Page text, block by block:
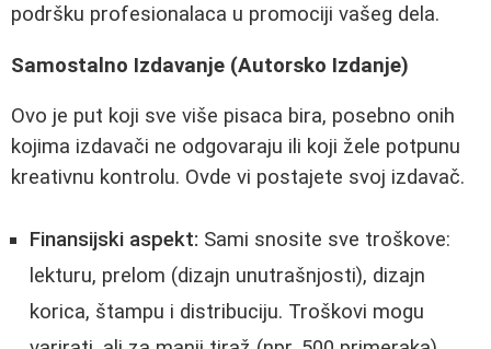
podršku profesionalaca u promociji vašeg dela.
Samostalno Izdavanje (Autorsko Izdanje)
Ovo je put koji sve više pisaca bira, posebno onih
kojima izdavači ne odgovaraju ili koji žele potpunu
kreativnu kontrolu. Ovde vi postajete svoj izdavač.
Finansijski aspekt: Sami snosite sve troškove:
lekturu, prelom (dizajn unutrašnjosti), dizajn
korica, štampu i distribuciju. Troškovi mogu